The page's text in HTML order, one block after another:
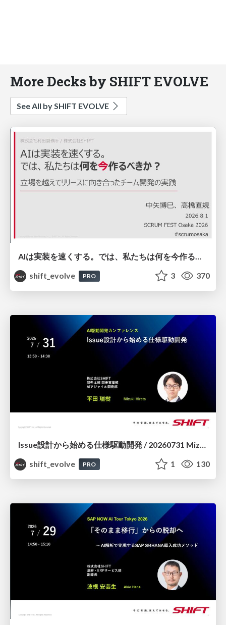
More Decks by SHIFT EVOLVE
See All by SHIFT EVOLVE
AIは実装を速くする。では、私たちは何を今作るべきか？－立場を越えてリリースに向き合ったチーム開発の実践 / 20260801 Hiromi Nakaya and Naoki Takahashi
shift_evolve
PRO 3 370
shift_evolve
PRO 1 130